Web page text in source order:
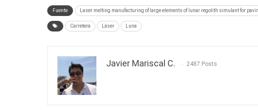
Fuente Laser melting manufacturing of large elements of lunar regolith simulant for
Carretera Láser Luna
Javier Mariscal C. 2487 Posts